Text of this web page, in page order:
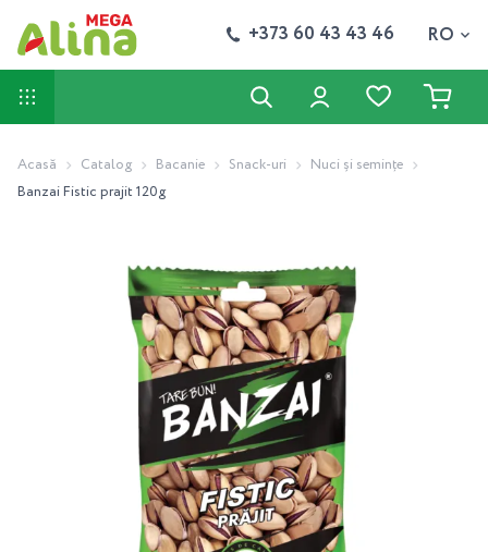
+373 60 43 43 46 RO
Acasă Catalog Bacanie Snack-uri
Nuci și semințe
Banzai Fistic prajit 120g